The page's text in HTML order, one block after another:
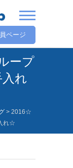
ページ
ープ
れ
> 2016☆
れ☆